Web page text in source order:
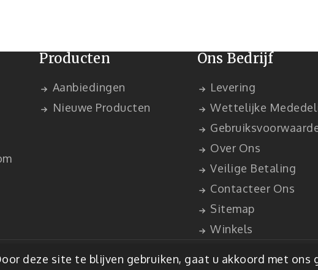
Producten
Aanbiedingen
Nieuwe Producten
Ons Bedrijf
Levering
Wettelijke
Over Ons
Veilige Betaling
Contacteer Ons
Sitemap
Winkels
deze site te blijven gebruiken, gaat u akkoord met ons
PrestaShop™